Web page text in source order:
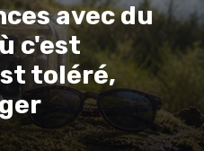
avec du
c'est
toléré,